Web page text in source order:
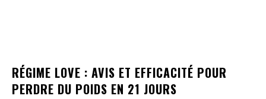
RÉGIME LOVE : AVIS ET EFFICACITÉ POUR
PERDRE DU POIDS EN 21 JOURS